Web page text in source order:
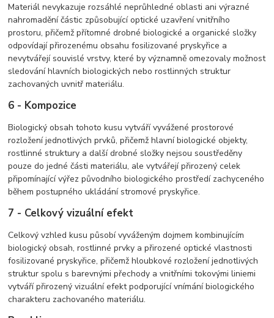
Materiál nevykazuje rozsáhlé neprůhledné oblasti ani výrazné
nahromadění částic způsobující optické uzavření vnitřního
prostoru, přičemž přítomné drobné biologické a organické složky
odpovídají přirozenému obsahu fosilizované pryskyřice a
nevytvářejí souvislé vrstvy, které by významně omezovaly možnost
sledování hlavních biologických nebo rostlinných struktur
zachovaných uvnitř materiálu.
6 - Kompozice
Biologický obsah tohoto kusu vytváří vyvážené prostorové
rozložení jednotlivých prvků, přičemž hlavní biologické objekty,
rostlinné struktury a další drobné složky nejsou soustředěny
pouze do jedné části materiálu, ale vytvářejí přirozený celek
připomínající výřez původního biologického prostředí zachyceného
během postupného ukládání stromové pryskyřice.
7 - Celkový vizuální efekt
Celkový vzhled kusu působí vyváženým dojmem kombinujícím
biologický obsah, rostlinné prvky a přirozené optické vlastnosti
fosilizované pryskyřice, přičemž hloubkové rozložení jednotlivých
struktur spolu s barevnými přechody a vnitřními tokovými liniemi
vytváří přirozený vizuální efekt podporující vnímání biologického
charakteru zachovaného materiálu.